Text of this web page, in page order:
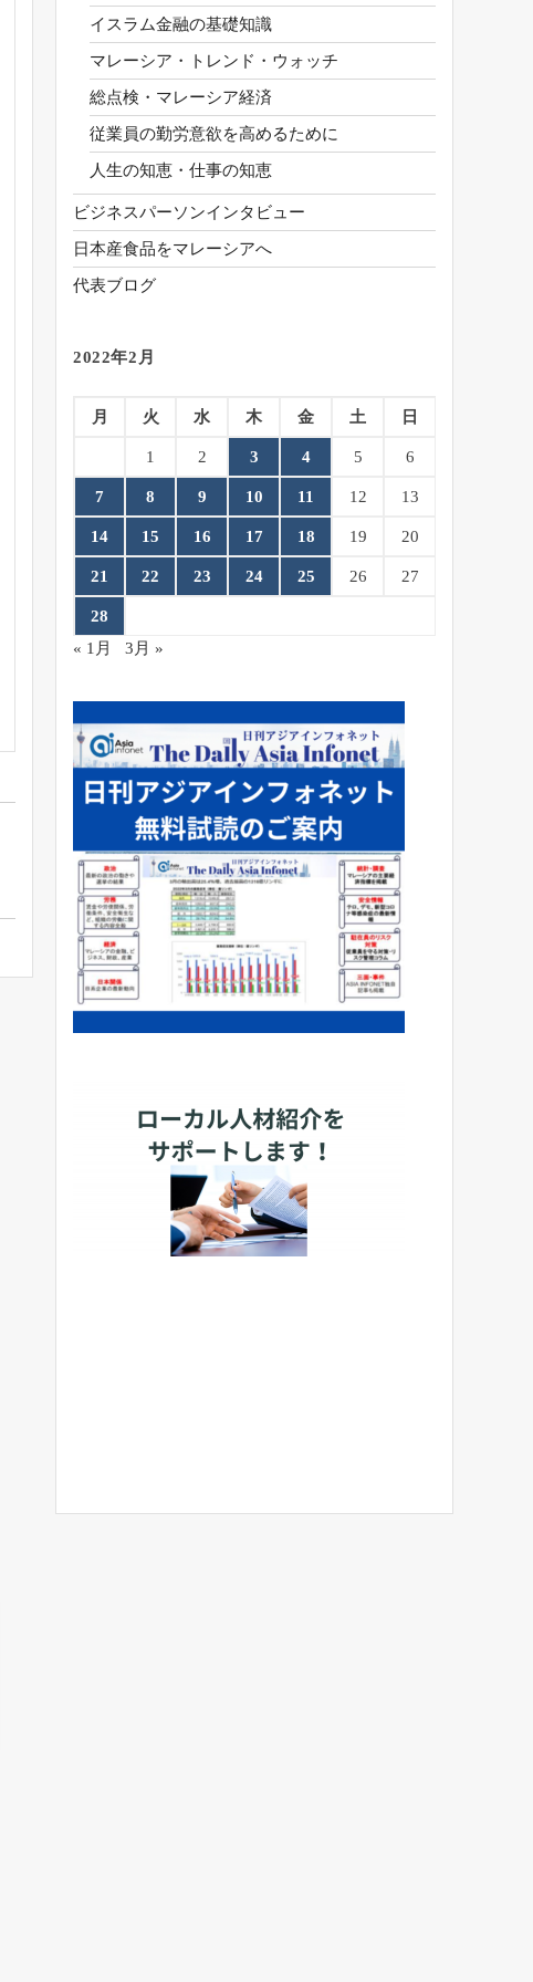
イスラム金融の基礎知識
マレーシア・トレンド・ウォッチ
総点検・マレーシア経済
従業員の勤労意欲を高めるために
人生の知恵・仕事の知恵
ビジネスパーソンインタビュー
日本産食品をマレーシアへ
代表ブログ
2022年2月
月 火 水 木 金 土 日
1 2 3 4 5 6
7 8 9 10 11 12 13
14 15 16 17 18 19 20
21 22 23 24 25 26 27
28
« 1月
3月 »